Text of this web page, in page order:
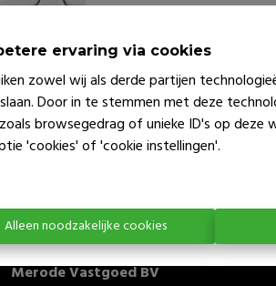
ervaring via cookies
zowel wij als derde partijen
Door in te stemmen met deze
browsegedrag of unieke ID's op deze
'cookies' of 'cookie instellingen'.
Alleen noodzakelijke cookies
Te
Merode Vastgoed BV